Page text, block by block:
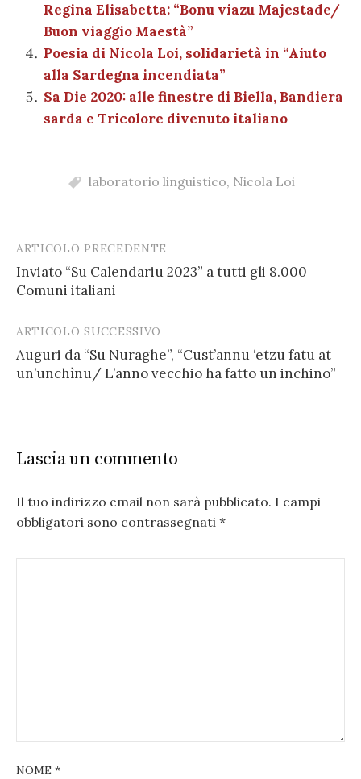
Regina Elisabetta: “Bonu viazu Majestade/
Buon viaggio Maestà”
Poesia di Nicola Loi, solidarietà in “Aiuto
alla Sardegna incendiata”
Sa Die 2020: alle finestre di Biella, Bandiera
sarda e Tricolore divenuto italiano
laboratorio linguistico, Nicola Loi
Post
navigation
ARTICOLO PRECEDENTE
Inviato “Su Calendariu 2023” a tutti gli 8.000
Comuni italiani
ARTICOLO SUCCESSIVO
Auguri da “Su Nuraghe”, “Cust’annu ‘etzu fatu at
un’unchìnu/ L’anno vecchio ha fatto un inchino”
Lascia un commento
Il tuo indirizzo email non sarà pubblicato. I campi
obbligatori sono contrassegnati *
NOME *